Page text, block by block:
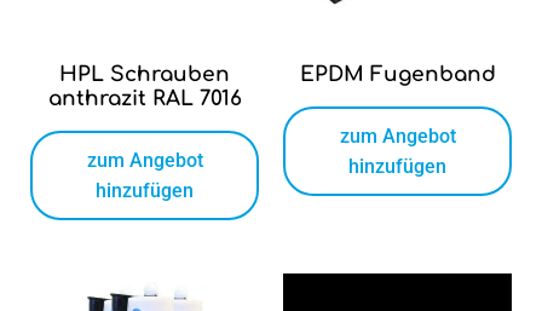
HPL Schrauben
anthrazit RAL 7016
zum Angebot
hinzufügen
EPDM Fugenband
zum Angebot
hinzufügen